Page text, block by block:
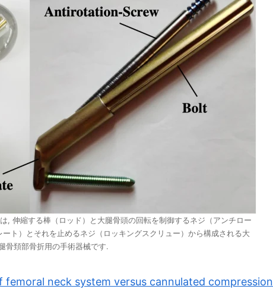
, 伸縮する棒（ロッド）と大腿骨頭の回転を制御するネジ（アンチロー
ト）とそれを止めるネジ（ロッキングスクリュー）から構成される大
骨頚部骨折用の手術器械です.
femoral neck system versus cannulated compression